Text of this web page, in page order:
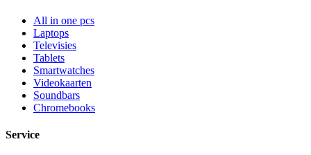
All in one pcs
Laptops
Televisies
Tablets
Smartwatches
Videokaarten
Soundbars
Chromebooks
Service